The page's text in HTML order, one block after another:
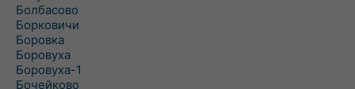
Болбасово
Борковичи
Боровка
Боровуха
Боровуха-1
Бочейково